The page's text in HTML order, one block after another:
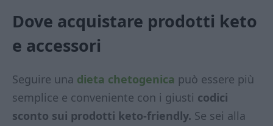
Dove acquistare prodotti keto
e accessori
Seguire una dieta chetogenica può essere più
semplice e conveniente con i giusti codici
sconto sui prodotti keto-friendly. Se sei alla